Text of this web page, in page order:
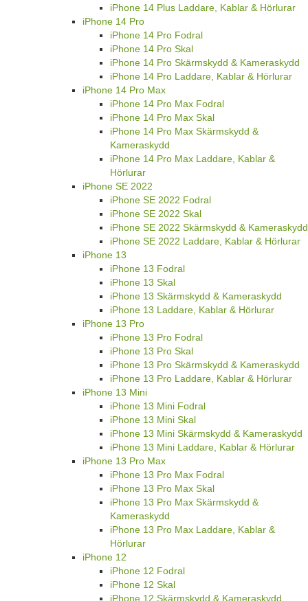
iPhone 14 Plus Laddare, Kablar & Hörlurar
iPhone 14 Pro
iPhone 14 Pro Fodral
iPhone 14 Pro Skal
iPhone 14 Pro Skärmskydd & Kameraskydd
iPhone 14 Pro Laddare, Kablar & Hörlurar
iPhone 14 Pro Max
iPhone 14 Pro Max Fodral
iPhone 14 Pro Max Skal
iPhone 14 Pro Max Skärmskydd &
Kameraskydd
iPhone 14 Pro Max Laddare, Kablar &
Hörlurar
iPhone SE 2022
iPhone SE 2022 Fodral
iPhone SE 2022 Skal
iPhone SE 2022 Skärmskydd & Kameraskydd
iPhone SE 2022 Laddare, Kablar & Hörlurar
iPhone 13
iPhone 13 Fodral
iPhone 13 Skal
iPhone 13 Skärmskydd & Kameraskydd
iPhone 13 Laddare, Kablar & Hörlurar
iPhone 13 Pro
iPhone 13 Pro Fodral
iPhone 13 Pro Skal
iPhone 13 Pro Skärmskydd & Kameraskydd
iPhone 13 Pro Laddare, Kablar & Hörlurar
iPhone 13 Mini
iPhone 13 Mini Fodral
iPhone 13 Mini Skal
iPhone 13 Mini Skärmskydd & Kameraskydd
iPhone 13 Mini Laddare, Kablar & Hörlurar
iPhone 13 Pro Max
iPhone 13 Pro Max Fodral
iPhone 13 Pro Max Skal
iPhone 13 Pro Max Skärmskydd &
Kameraskydd
iPhone 13 Pro Max Laddare, Kablar &
Hörlurar
iPhone 12
iPhone 12 Fodral
iPhone 12 Skal
iPhone 12 Skärmskydd & Kameraskydd